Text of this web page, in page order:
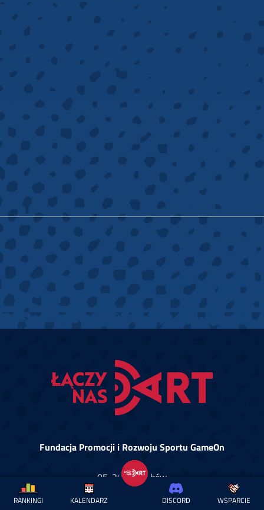
Fundacja Promocji i Rozwoju Sportu GameOn
05-205 Klembów
ul. Słoneczna 33
RANKINGI KALENDARZ DISCORD WSPARCIE